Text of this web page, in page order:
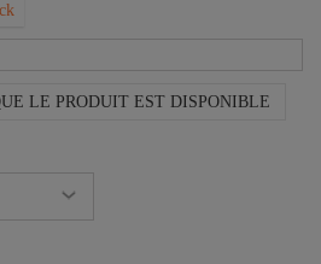
LE PRODUIT EST DISPONIBLE